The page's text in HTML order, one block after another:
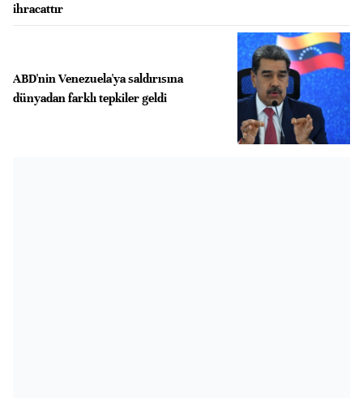
ihracattır
ABD'nin Venezuela'ya saldırısına
dünyadan farklı tepkiler geldi